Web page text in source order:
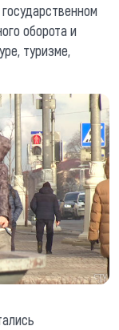
оборота и
туризме,